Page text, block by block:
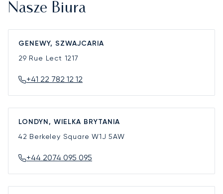
Nasze Biura
GENEWY, SZWAJCARIA
29 Rue Lect 1217
+41 22 782 12 12
LONDYN, WIELKA BRYTANIA
42 Berkeley SquareW1J 5AW
+44 2074 095 095